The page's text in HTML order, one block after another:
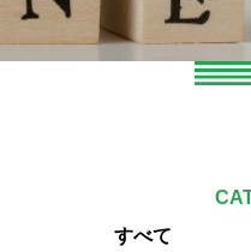
お知らせ
すべて